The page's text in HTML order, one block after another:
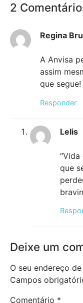
2
Regina
A Anvisa
assim
que
Responder
Lelis
que
Deixe um
O seu endereço
Campos
Comentário *